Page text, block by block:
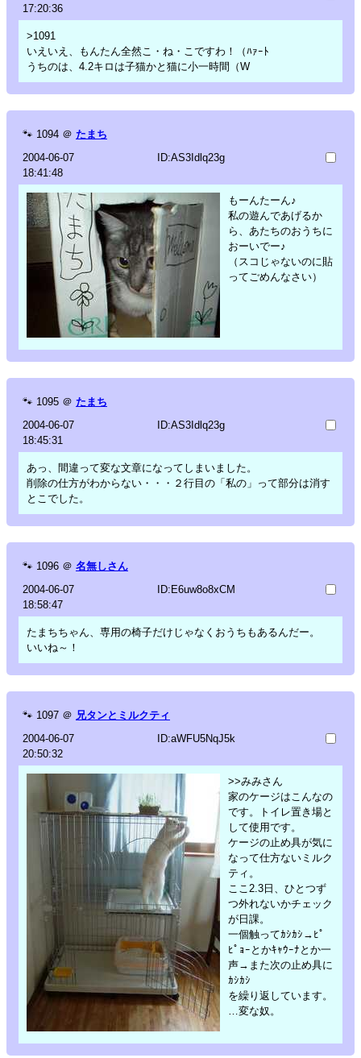
17:20:36
>1091
いえいえ、もんたん全然こ・ね・こですわ！（ﾊｧｰﾄ
うちのは、4.2キロは子猫かと猫に小一時間（W
🐾 1094 ＠ たまち
2004-06-07
18:41:48
ID:AS3Idlq23g
もーんたーん♪
私の遊んであげるか
ら、あたちのおうちに
おーいでー♪
（スコじゃないのに貼
ってごめんなさい）
🐾 1095 ＠ たまち
2004-06-07
18:45:31
ID:AS3Idlq23g
あっ、間違って変な文章になってしまいました。
削除の仕方がわからない・・・２行目の「私の」って部分は消す
とこでした。
🐾 1096 ＠ 名無しさん
2004-06-07
18:58:47
ID:E6uw8o8xCM
たまちちゃん、専用の椅子だけじゃなくおうちもあるんだー。
いいね～！
🐾 1097 ＠ 兄タンとミルクティ
2004-06-07
20:50:32
ID:aWFU5NqJ5k
>>みみさん
家のケージはこんなの
です。トイレ置き場と
して使用です。
ケージの止め具が気に
なって仕方ないミルク
ティ。
ここ2.3日、ひとつず
つ外れないかチェック
が日課。
一個触ってｶｼｶｼ→ﾋﾟ
ﾋﾟｮｰとかｷｬｳｰﾅとか一
声→また次の止め具に
ｶｼｶｼ
を繰り返しています。
…変な奴。